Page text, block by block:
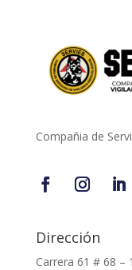
Compañia de
Dirección
Carrera 61 # 68 –